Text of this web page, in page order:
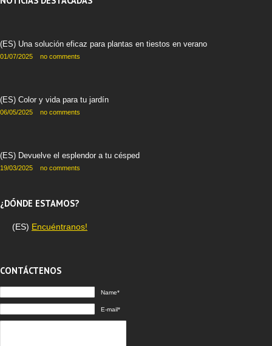
(ES) Una solución eficaz para plantas en tiestos en verano
01/07/2025 no comments
(ES) Color y vida para tu jardín
06/05/2025 no comments
(ES) Devuelve el esplendor a tu césped
19/03/2025 no comments
¿DÓNDE ESTAMOS?
(ES) Encuéntranos!
CONTÁCTENOS
Name*
E-mail*